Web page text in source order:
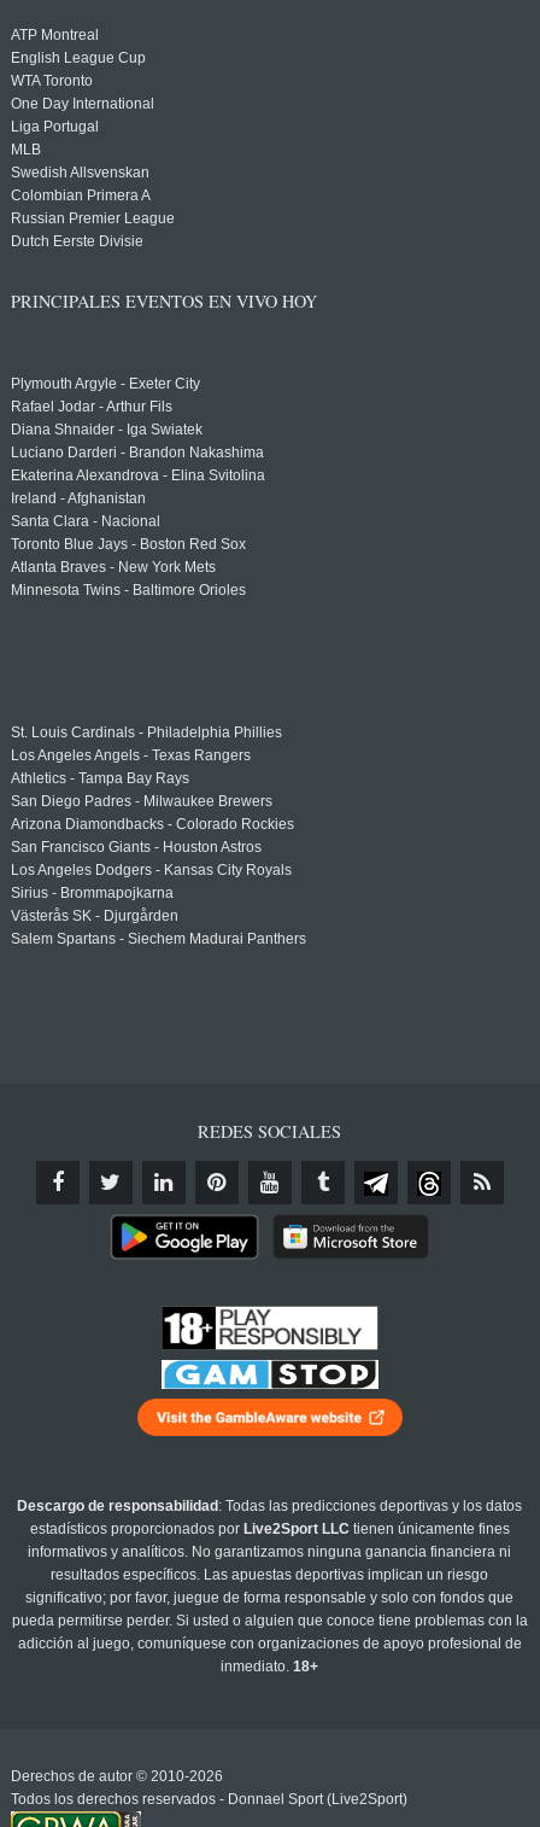
ATP Montreal
English League Cup
WTA Toronto
One Day International
Liga Portugal
MLB
Swedish Allsvenskan
Colombian Primera A
Russian Premier League
Dutch Eerste Divisie
PRINCIPALES EVENTOS EN VIVO HOY
Plymouth Argyle - Exeter City
Rafael Jodar - Arthur Fils
Diana Shnaider - Iga Swiatek
Luciano Darderi - Brandon Nakashima
Ekaterina Alexandrova - Elina Svitolina
Ireland - Afghanistan
Santa Clara - Nacional
Toronto Blue Jays - Boston Red Sox
Atlanta Braves - New York Mets
Minnesota Twins - Baltimore Orioles
St. Louis Cardinals - Philadelphia Phillies
Los Angeles Angels - Texas Rangers
Athletics - Tampa Bay Rays
San Diego Padres - Milwaukee Brewers
Arizona Diamondbacks - Colorado Rockies
San Francisco Giants - Houston Astros
Los Angeles Dodgers - Kansas City Royals
Sirius - Brommapojkarna
Västerås SK - Djurgården
Salem Spartans - Siechem Madurai Panthers
REDES SOCIALES
Descargo de responsabilidad : Todas las predicciones deportivas y los datos
estadísticos proporcionados por Live2Sport LLC tienen únicamente fines
informativos y analíticos. No garantizamos ninguna ganancia financiera ni
resultados específicos. Las apuestas deportivas implican un riesgo
significativo; por favor, juegue de forma responsable y solo con fondos que
pueda permitirse perder. Si usted o alguien que conoce tiene problemas con la
adicción al juego, comuníquese con organizaciones de apoyo profesional de
inmediato.18+
Derechos de autor © 2010-2026
Todos los derechos reservados - Donnael Sport (Live2Sport)